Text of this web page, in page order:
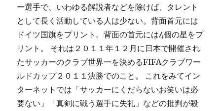
ー選手で、いわゆる解説者などを除けば、タレント
として長く活動している人は少ない。背面首元には
ドイツ国旗をプリント。背面の首元には4個の星をプ
リント。 それは２０１１年１２月に日本で開催され
たサッカーのクラブ世界一を決めるFIFAクラブワー
ルドカップ２０１１決勝でのこと。 これをみてイン
ターネットでは「サッカーにくだらないお笑いは必
要ない」「真剣に戦う選手に失礼」などの批判が殺